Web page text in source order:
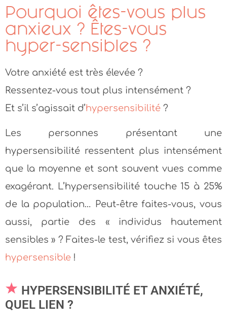
Pourquoi êtes-vous plus
anxieux ? Êtes-vous
hyper-sensibles ?
Votre anxiété est très élevée ?
Ressentez-vous tout plus intensément ?
Et s’il s’agissait d’hypersensibilité ?
Les personnes présentant une
hypersensibilité ressentent plus intensément
que la moyenne et sont souvent vues comme
exagérant. L’hypersensibilité touche 15 à 25%
de la population… Peut-être faites-vous, vous
aussi, partie des « individus hautement
sensibles » ? Faites-le test, vérifiez si vous êtes
hypersensible !
HYPERSENSIBILITÉ ET ANXIÉTÉ,
QUEL LIEN ?